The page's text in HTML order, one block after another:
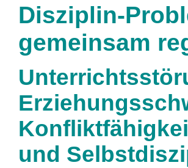
Disziplin-
gemeinsam
und